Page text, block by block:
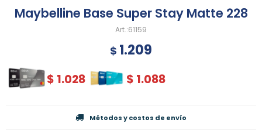
Maybelline Base Super Stay Matte 228
61159
$ 1.209
$ 1.028 $ 1.088
Métodos y costos de envío